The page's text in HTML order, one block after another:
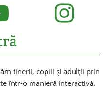
tinerii, copiii și adulții prin
într-o manieră interactivă.